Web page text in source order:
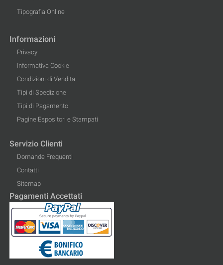
Tipografia Online
Informazioni
Privacy
Informativa Cookie
Condizioni di Vendita
Tipi di Spedizione
Tipi di Pagamento
Pagine Espositori e Stampati
Servizio Clienti
Domande Frequenti
Contatti
Sitemap
Pagamenti Accettati